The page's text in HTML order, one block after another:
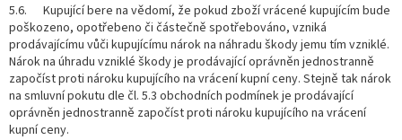
5.6. Kupující bere na vědomí, že pokud zboží vrácené kupujícím bude
poškozeno, opotřebeno či částečně spotřebováno, vzniká
prodávajícímu vůči kupujícímu nárok na náhradu škody jemu tím vzniklé.
Nárok na úhradu vzniklé škody je prodávající oprávněn jednostranně
započíst proti nároku kupujícího na vrácení kupní ceny. Stejně tak nárok
na smluvní pokutu dle čl. 5.3 obchodních podmínek je prodávající
oprávněn jednostranně započíst proti nároku kupujícího na vrácení
kupní ceny.